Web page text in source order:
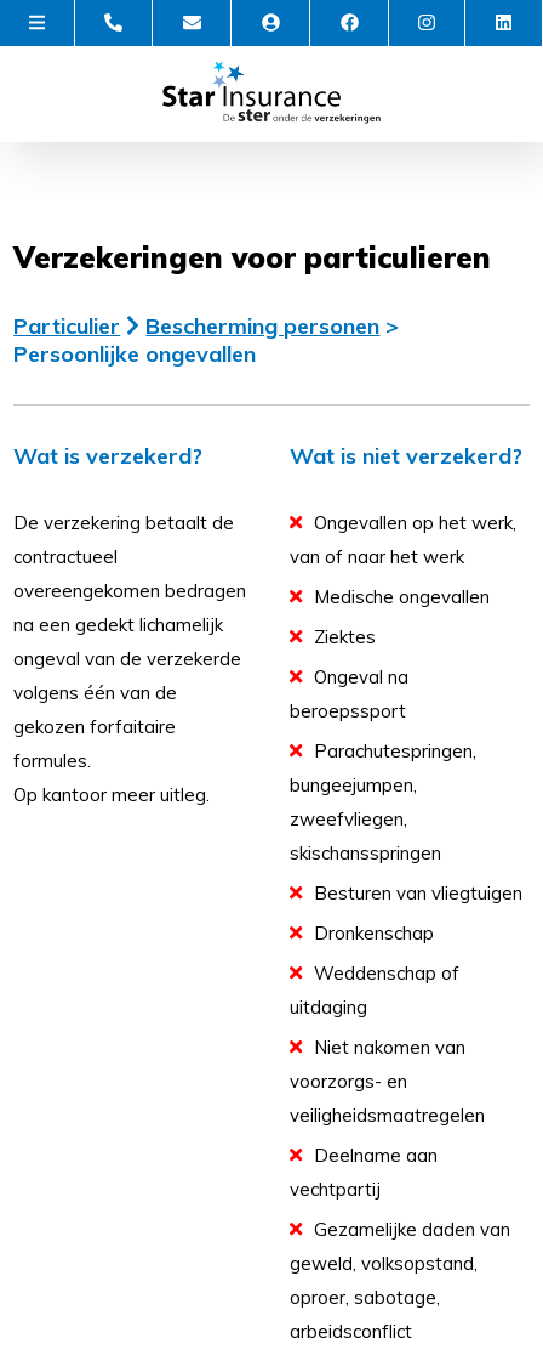
Verzekeringen voor particulieren
Particulier Bescherming personen >
Persoonlijke ongevallen
Wat is verzekerd?
De verzekering betaalt de
contractueel
overeengekomen bedragen
na een gedekt lichamelijk
ongeval van de verzekerde
volgens één van de
gekozen forfaitaire
formules.
Op kantoor meer uitleg.
Wat is niet verzekerd?
Ongevallen op het werk,
van of naar het werk
Medische ongevallen
Ziektes
Ongeval na
beroepssport
Parachutespringen,
bungeejumpen,
zweefvliegen,
skischansspringen
Besturen van vliegtuigen
Dronkenschap
Weddenschap of
uitdaging
Niet nakomen van
voorzorgs- en
veiligheidsmaatregelen
Deelname aan
vechtpartij
Gezamelijke daden van
geweld, volksopstand,
oproer, sabotage,
arbeidsconflict